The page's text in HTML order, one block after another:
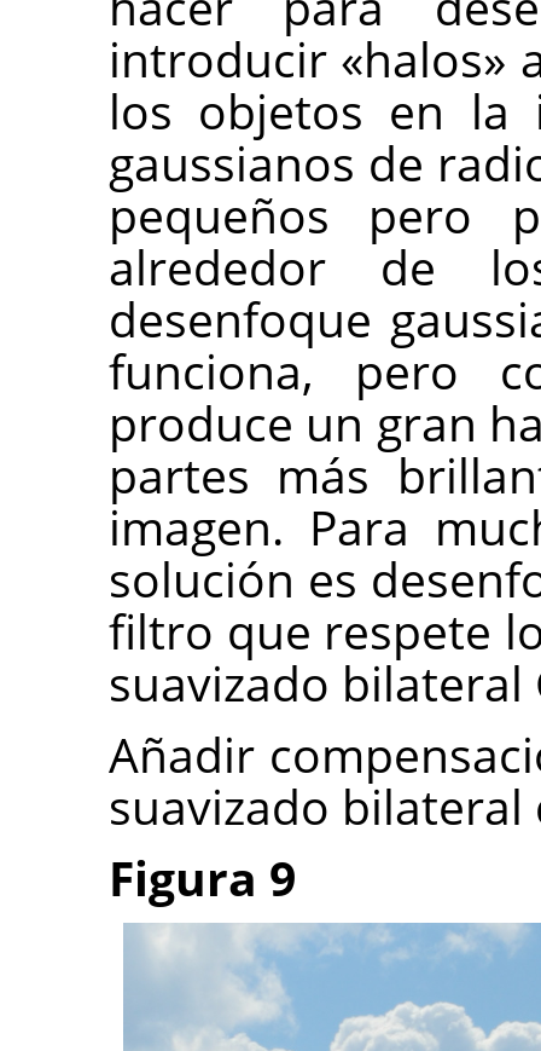
introducir «halos»
los objetos en la
gaussianos de
pequeños pero
alrededor de
desenfoque
funciona, pero
produce un gran
partes más
imagen. Para
solución es
filtro que respete
suavizado bilateral
Añadir
suavizado bilateral
Figura 9